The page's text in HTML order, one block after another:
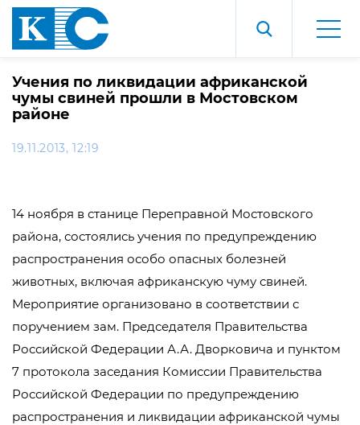
Учения по ликвидации африканской
чумы свиней прошли в Мостовском
районе
19.11.2013, 12:19
14 ноября в станице Переправной Мостовского
района, состоялись учения по предупреждению
распространения особо опасных болезней
животных, включая африканскую чуму свиней.
Мероприятие организовано в соответствии с
поручением зам. Председателя Правительства
Российской Федерации А.А. Дворковича и пунктом
7 протокола заседания Комиссии Правительства
Российской Федерации по предупреждению
распространения и ликвидации африканской чумы